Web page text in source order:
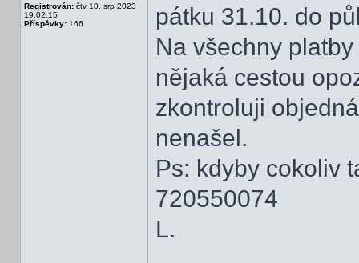
Registrován: čtv 10. srp 2023
19:02:15
Příspěvky: 166
pátku 31.10. do
Na všechny
nějaká cestou
zkontroluji
nenašel.
Ps: kdyby cokoliv
720550074
L.